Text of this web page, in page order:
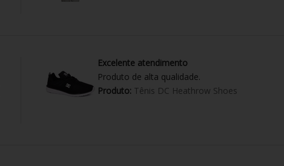
Excelente atendimento
Produto de alta qualidade.
Produto: Tênis DC Heathrow Shoes